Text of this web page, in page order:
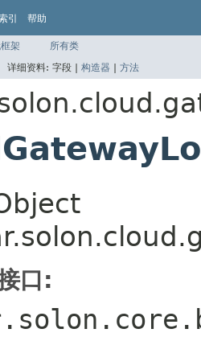
引 帮助
架
所有类
详细资料: 字段 | 构造器 | 方法
口: